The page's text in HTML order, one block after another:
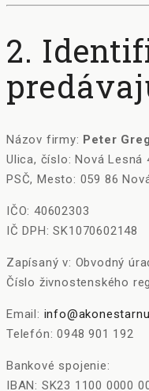
2.
Názov firmy: Peter
Ulica, číslo: Nová Lesná
PSČ, Mesto: 059 86
IČO: 40602303
IČ DPH: SK1070602148
Zapísaný v: Obvodný
Číslo živnostenského
Email:
Telefón: 0948 901 192
Bankové spojenie:
IBAN: SK23 1100 0000